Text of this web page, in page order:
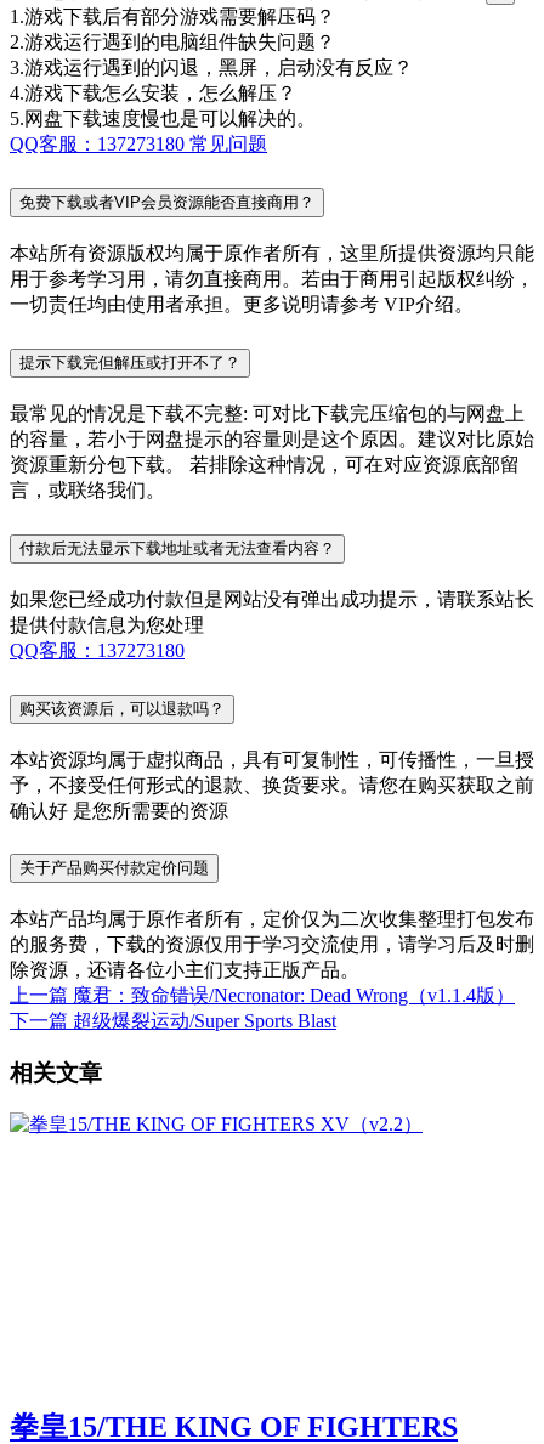
1.游戏下载后有部分游戏需要解压码？
2.游戏运行遇到的电脑组件缺失问题？
3.游戏运行遇到的闪退，黑屏，启动没有反应？
4.游戏下载怎么安装，怎么解压？
5.网盘下载速度慢也是可以解决的。
QQ客服：137273180 常见问题
免费下载或者VIP会员资源能否直接商用？
本站所有资源版权均属于原作者所有，这里所提供资源均只能
用于参考学习用，请勿直接商用。若由于商用引起版权纠纷，
一切责任均由使用者承担。更多说明请参考 VIP介绍。
提示下载完但解压或打开不了？
最常见的情况是下载不完整: 可对比下载完压缩包的与网盘上
的容量，若小于网盘提示的容量则是这个原因。建议对比原始
资源重新分包下载。 若排除这种情况，可在对应资源底部留
言，或联络我们。
付款后无法显示下载地址或者无法查看内容？
如果您已经成功付款但是网站没有弹出成功提示，请联系站长
提供付款信息为您处理
QQ客服：137273180
购买该资源后，可以退款吗？
本站资源均属于虚拟商品，具有可复制性，可传播性，一旦授
予，不接受任何形式的退款、换货要求。请您在购买获取之前
确认好 是您所需要的资源
关于产品购买付款定价问题
本站产品均属于原作者所有，定价仅为二次收集整理打包发布
的服务费，下载的资源仅用于学习交流使用，请学习后及时删
除资源，还请各位小主们支持正版产品。
上一篇 魔君：致命错误/Necronator: Dead Wrong（v1.1.4版）
下一篇 超级爆裂运动/Super Sports Blast
相关文章
拳皇15/THE KING OF FIGHTERS